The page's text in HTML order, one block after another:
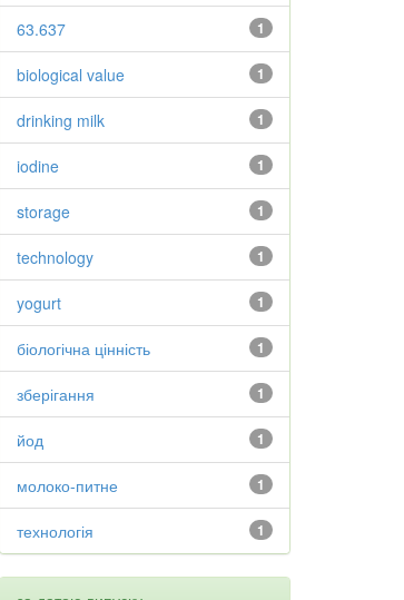
1
63.637
1
biological value
1
drinking milk
1
iodine
1
storage
1
technology
1
yogurt
1
біологічна цінність
1
зберігання
1
йод
1
молоко-питне
1
технологія